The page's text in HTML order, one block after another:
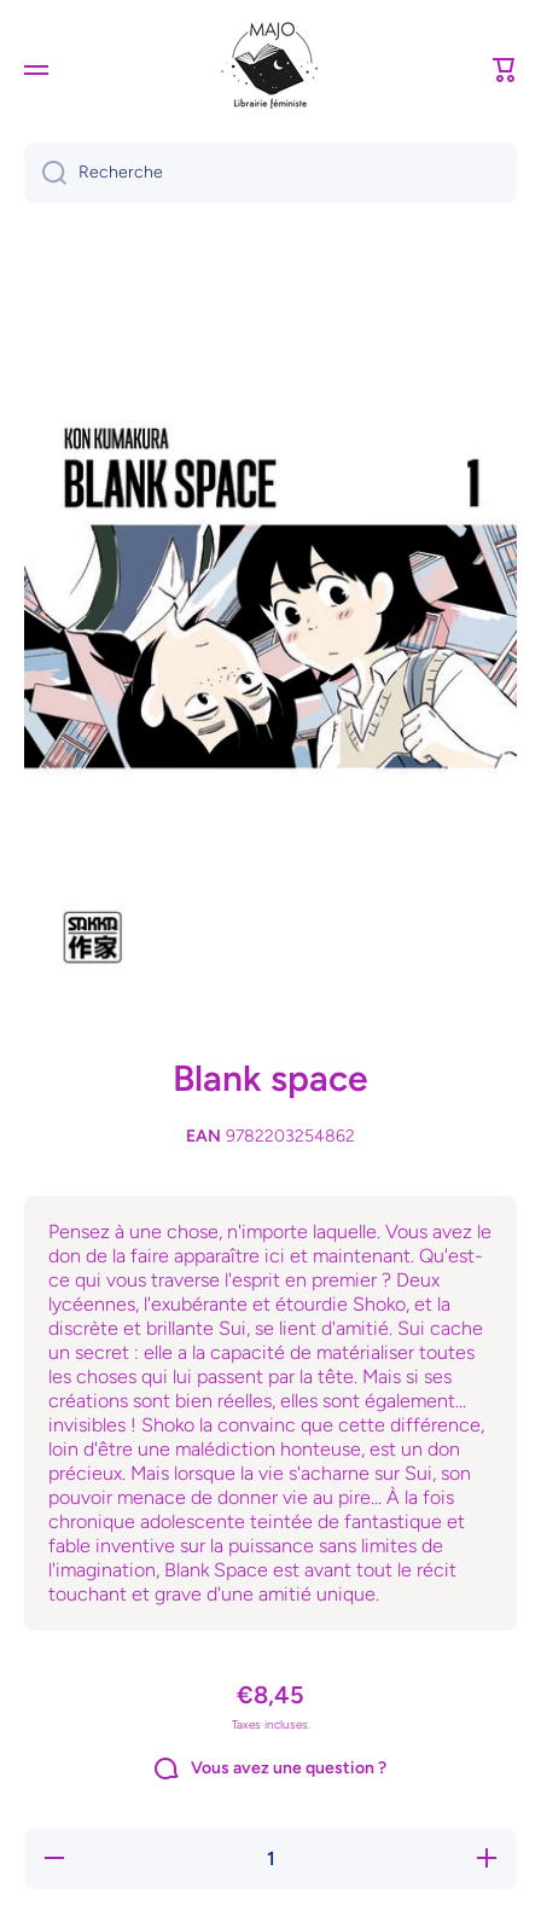
Ignorer et passer au contenu
Recherche
Blank space
EAN 9782203254862
Pensez à une chose, n'importe laquelle. Vous avez le
don de la faire apparaître ici et maintenant. Qu'est-
ce qui vous traverse l'esprit en premier ? Deux
lycéennes, l'exubérante et étourdie Shoko, et la
discrète et brillante Sui, se lient d'amitié. Sui cache
un secret : elle a la capacité de matérialiser toutes
les choses qui lui passent par la tête. Mais si ses
créations sont bien réelles, elles sont également...
invisibles ! Shoko la convainc que cette différence,
loin d'être une malédiction honteuse, est un don
précieux. Mais lorsque la vie s'acharne sur Sui, son
pouvoir menace de donner vie au pire... À la fois
chronique adolescente teintée de fantastique et
fable inventive sur la puissance sans limites de
l'imagination, Blank Space est avant tout le récit
touchant et grave d'une amitié unique.
€8,45
Taxes incluses.
Vous avez une question ?
Réduire
la